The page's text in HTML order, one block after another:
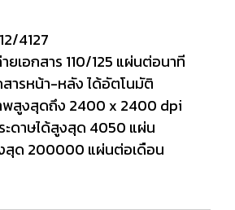
4127
ายเอกสาร 110/125 แผ่นต่อนาที
สารหน้า-หลัง ได้อัตโนมัติ
พสูงสุดถึง 2400 x 2400 dpi
ะดาษได้สูงสุด 4050 แผ่น
สุด 200000 แผ่นต่อเดือน